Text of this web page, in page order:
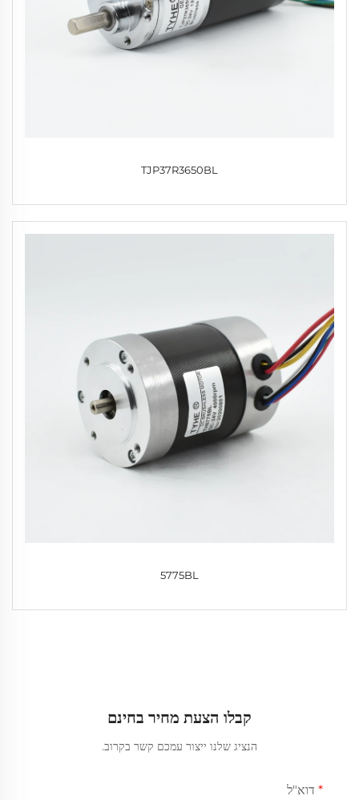
TJP37R3650BL
5775BL
קבלו הצעת מחיר בחינם
הנציג שלנו ייצור עמכם קשר בקרוב.
דוא"ל